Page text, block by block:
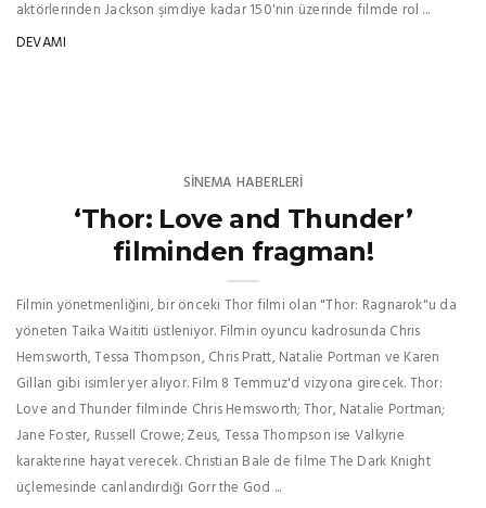
aktörlerinden Jackson şimdiye kadar 150'nin üzerinde filmde rol ...
DEVAMI
SINEMA HABERLERI
‘Thor: Love and Thunder’
filminden fragman!
Filmin yönetmenliğini, bir önceki Thor filmi olan "Thor: Ragnarok"u da
yöneten Taika Waititi üstleniyor. Filmin oyuncu kadrosunda Chris
Hemsworth, Tessa Thompson, Chris Pratt, Natalie Portman ve Karen
Gillan gibi isimler yer alıyor. Film 8 Temmuz'd vizyona girecek. Thor:
Love and Thunder filminde Chris Hemsworth; Thor, Natalie Portman;
Jane Foster, Russell Crowe; Zeus, Tessa Thompson ise Valkyrie
karakterine hayat verecek. Christian Bale de filme The Dark Knight
üçlemesinde canlandırdığı Gorr the God ...